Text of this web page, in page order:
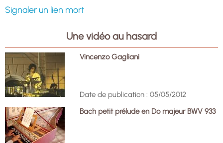
Signaler un lien mort
Une vidéo au hasard
Vincenzo Gagliani
Date de publication : 05/05/2012
Bach petit prélude en Do majeur BWV 933